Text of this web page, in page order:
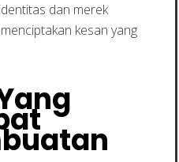
dan merek
kesan yang